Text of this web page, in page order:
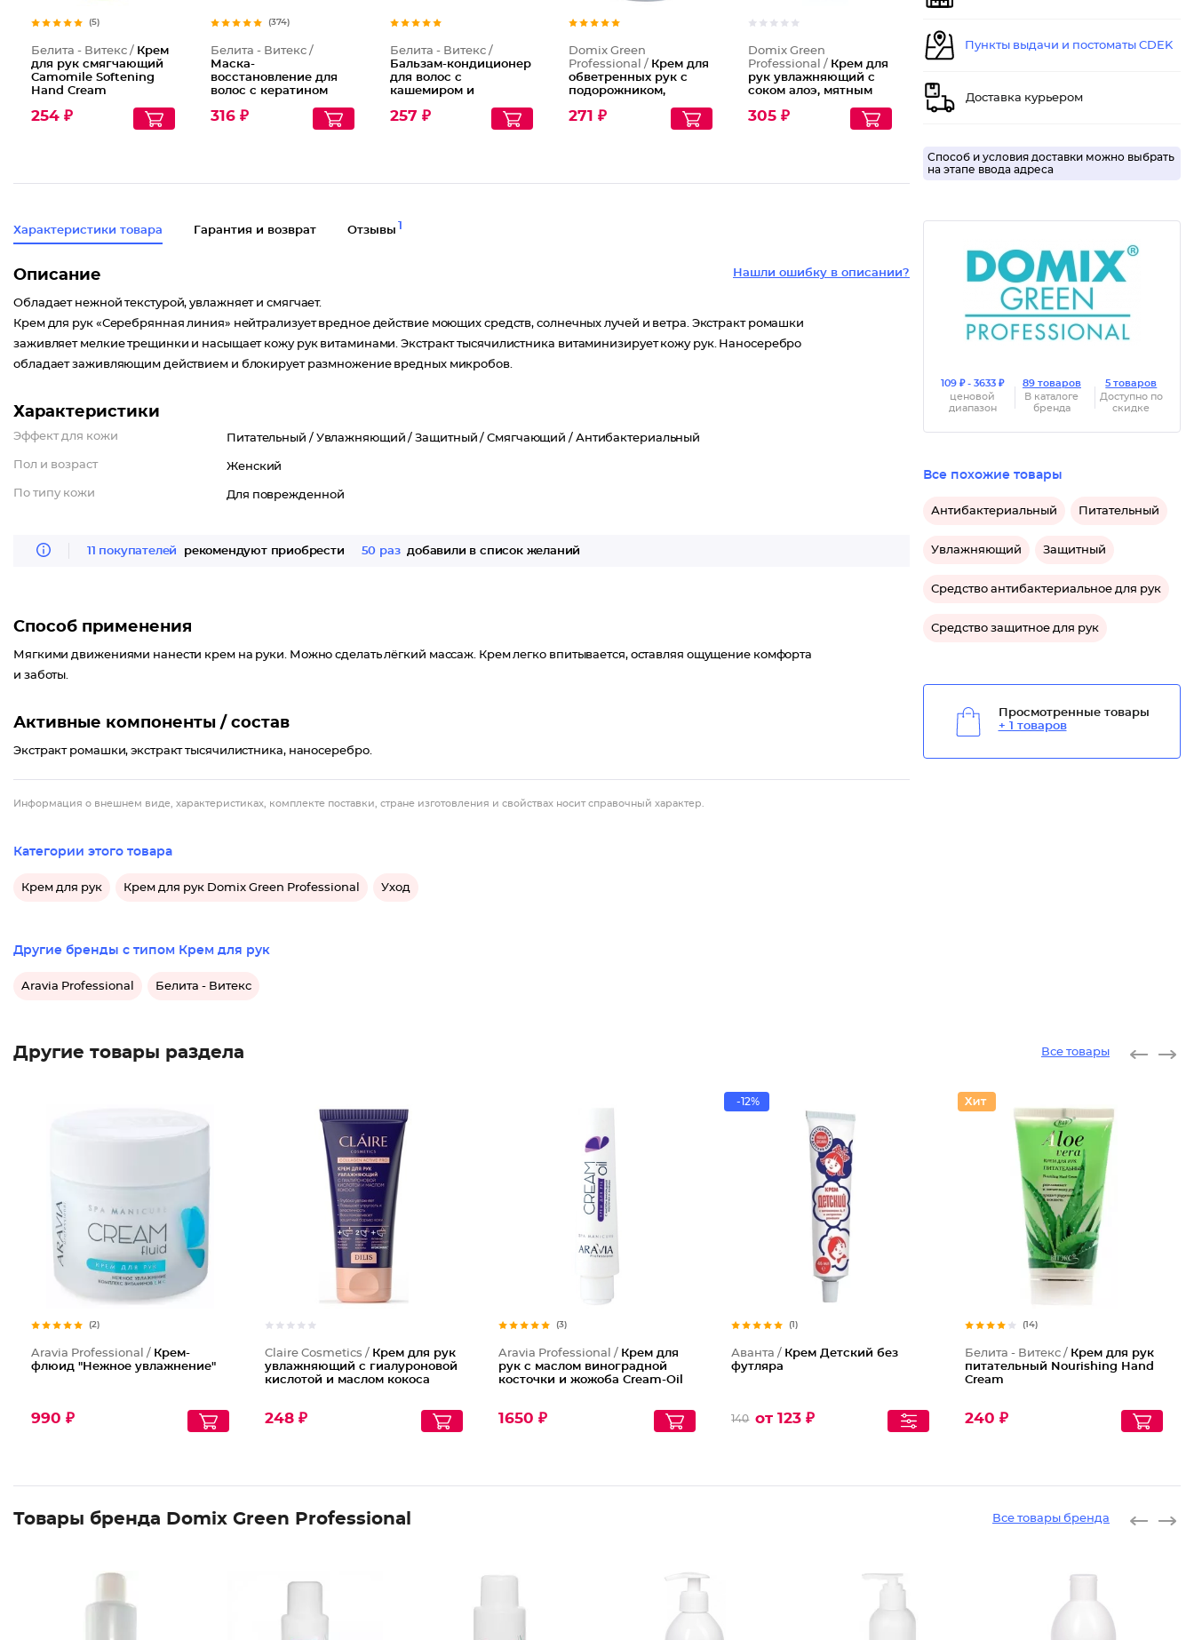
(5)
Белита - Витекс / Крем
для рук смягчающий
Camomile Softening
Hand Cream
254 ₽
(374)
Белита - Витекс /
Маска-
восстановление для
волос с кератином
316 ₽
Белита - Витекс /
Бальзам-кондиционер
для волос с
кашемиром и
257 ₽
Domix Green
Professional / Крем для
обветренных рук с
подорожником,
наносеребром, 200 мл
271 ₽
Domix Green
Professional / Крем для
рук увлажняющий с
соком алоэ, мятным
наносеребром, 200 мл
305 ₽
Характеристики товара Гарантия и возврат Отзывы 1
Нашли ошибку в описании?
Описание
Обладает нежной текстурой, увлажняет и смягчает.
Крем для рук «Серебрянная линия» нейтрализует вредное действие моющих средств, солнечных лучей и ветра. Экстракт ромашки
заживляет мелкие трещинки и насыщает кожу рук витаминами. Экстракт тысячилистника витаминизирует кожу рук. Наносеребро
обладает заживляющим действием и блокирует размножение вредных микробов.
Характеристики
Эффект для кожи Питательный / Увлажняющий /Защитный /Смягчающий / Антибактериальный
Пол и возраст Женский
По типу кожи Для поврежденной
11 покупателей рекомендуют приобрести 50 раз добавили в список желаний
Способ применения
Мягкими движениями нанести крем на руки. Можно сделать лёгкий массаж. Крем легко впитывается, оставляя ощущение комфорта
и заботы.
Активные компоненты / состав
Экстракт ромашки, экстракт тысячилистника, наносеребро.
Информация о внешнем виде, характеристиках, комплекте поставки, стране изготовления и свойствах носит справочный характер.
Пункты выдачи и постоматы CDEK
Доставка курьером
Способ и условия доставки можно выбрать
на этапе ввода адреса
109 ₽ - 3633 ₽
ценовой
диапазон
89 товаров
В каталоге
бренда
5 товаров
Доступно по
скидке
Все похожие товары
Антибактериальный Питательный
Увлажняющий Защитный
Средство антибактериальное для рук
Средство защитное для рук
Просмотренные товары
+ 1 товаров
Категории этого товара
Крем для рук Крем для рук Domix Green Professional Уход
Другие бренды с типом Крем для рук
Aravia Professional Белита - Витекс
Другие товары раздела Все товары
(2)
Aravia Professional / Крем-
флюид "Нежное увлажнение"
990 ₽
Claire Cosmetics / Крем для рук
увлажняющий с гиалуроновой
кислотой и маслом кокоса
248 ₽
(3)
Aravia Professional / Крем для
рук с маслом виноградной
косточки и жожоба Cream-Oil
1650 ₽
-12%
(1)
Аванта / Крем Детский без
футляра
140 от 123 ₽
(14)
Белита - Витекс / Крем для рук
питательный Nourishing Hand
Cream
240 ₽
Товары бренда Domix Green Professional Все товары бренда